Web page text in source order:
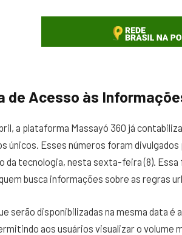
de Acesso às
a plataforma Massayó 360 já
únicos. Esses números foram
da tecnologia, nesta sexta-feira (8).
busca informações sobre as regras
serão disponibilizadas na mesma data é
aos usuários visualizar o volume